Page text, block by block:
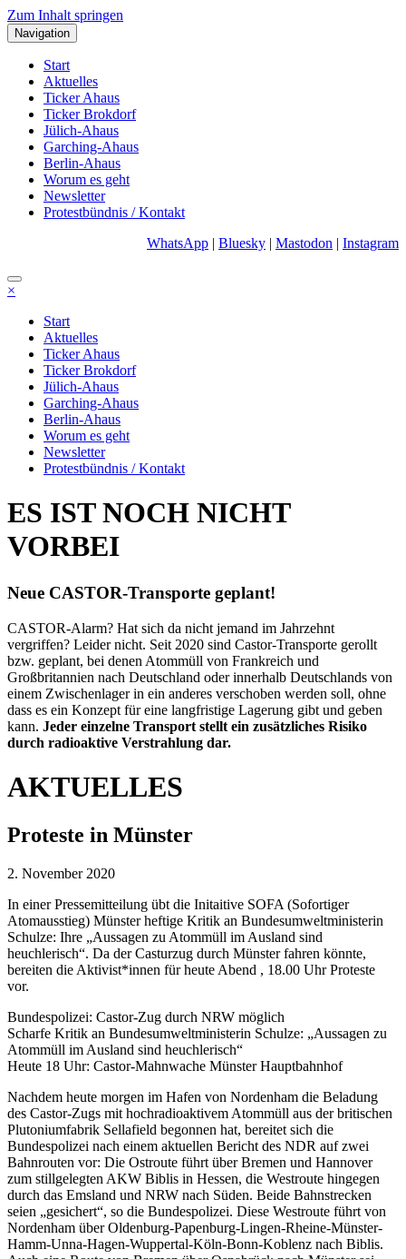
Zum Inhalt springen
Navigation
Start
Aktuelles
Ticker Ahaus
Ticker Brokdorf
Jülich-Ahaus
Garching-Ahaus
Berlin-Ahaus
Worum es geht
Newsletter
Protestbündnis / Kontakt
WhatsApp | Bluesky | Mastodon | Instagram
×
Start
Aktuelles
Ticker Ahaus
Ticker Brokdorf
Jülich-Ahaus
Garching-Ahaus
Berlin-Ahaus
Worum es geht
Newsletter
Protestbündnis / Kontakt
ES IST NOCH NICHT
VORBEI
Neue CASTOR-Transporte geplant!
CASTOR-Alarm? Hat sich da nicht jemand im Jahrzehnt
vergriffen? Leider nicht. Seit 2020 sind Castor-Transporte gerollt
bzw. geplant, bei denen Atommüll von Frankreich und
Großbritannien nach Deutschland oder innerhalb Deutschlands von
einem Zwischenlager in ein anderes verschoben werden soll, ohne
dass es ein Konzept für eine langfristige Lagerung gibt und geben
kann. Jeder einzelne Transport stellt ein zusätzliches Risiko
durch radioaktive Verstrahlung dar.
AKTUELLES
Proteste in Münster
2. November 2020
In einer Pressemitteilung übt die Initaitive SOFA (Sofortiger
Atomausstieg) Münster heftige Kritik an Bundesumweltministerin
Schulze: Ihre „Aussagen zu Atommüll im Ausland sind
heuchlerisch“. Da der Casturzug durch Münster fahren könnte,
bereiten die Aktivist*innen für heute Abend , 18.00 Uhr Proteste
vor.
Bundespolizei: Castor-Zug durch NRW möglich
Scharfe Kritik an Bundesumweltministerin Schulze: „Aussagen zu
Atommüll im Ausland sind heuchlerisch“
Heute 18 Uhr: Castor-Mahnwache Münster Hauptbahnhof
Nachdem heute morgen im Hafen von Nordenham die Beladung
des Castor-Zugs mit hochradioaktivem Atommüll aus der britischen
Plutoniumfabrik Sellafield begonnen hat, bereitet sich die
Bundespolizei nach einem aktuellen Bericht des NDR auf zwei
Bahnrouten vor: Die Ostroute führt über Bremen und Hannover
zum stillgelegten AKW Biblis in Hessen, die Westroute hingegen
durch das Emsland und NRW nach Süden. Beide Bahnstrecken
seien „gesichert“, so die Bundespolizei. Diese Westroute führt von
Nordenham über Oldenburg-Papenburg-Lingen-Rheine-Münster-
Hamm-Unna-Hagen-Wuppertal-Köln-Bonn-Koblenz nach Biblis.